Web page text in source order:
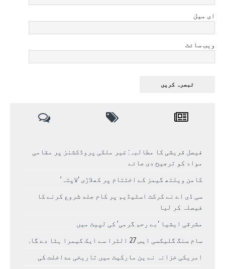
ای میل
ویب سائٹ
فیصل قریشی کا مطالبہ: غیر ملکی پروڈکشنز پر مقامی
مواد کو ترجیح دی جائے
کامن ویلتھ گیمز کے اختتام پر کھلاڑی ‘لاپتہ’
سی ڈی اے نے کرکٹ اسٹیڈیم پر کام جلد شروع کرنے کا
فیصلہ کر لیا
مشرقی ایشیا ‘بے رحم گرمی’ کی لپیٹ میں
سام سنگ گلیکسی ایس 27 الٹرا سے ایک کیمرا ہٹا دے گا.
امریکی خزانہ نے ین مارکیٹ میں تاریخی مداخلت کی